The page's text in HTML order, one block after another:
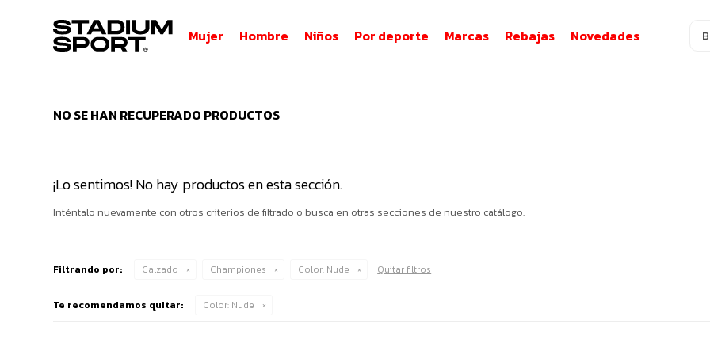
Mujer Hombre Niños Por deporte Marcas Rebajas Novedades
NO SE HAN RECUPERADO PRODUCTOS
¡Lo sentimos! No hay productos en esta sección.
Inténtalo nuevamente con otros criterios de filtrado o busca en otras secciones de nuestro catálogo.
Filtrando por: Calzado Championes Color: Nude Quitar filtros
Te recomendamos quitar: Color: Nude